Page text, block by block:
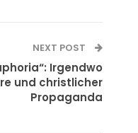
NEXT POST
Irgendwo
und christlicher
Propaganda